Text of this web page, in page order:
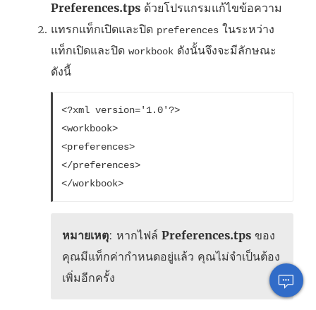
Preferences.tps ด้วยโปรแกรมแก้ไขข้อความ
แทรกแท็กเปิดและปิด preferences ในระหว่าง
แท็กเปิดและปิด workbook ดังนั้นจึงจะมีลักษณะ
ดังนี้
<?xml version='1.0'?>
<workbook>
<preferences>
</preferences>
</workbook>
หมายเหตุ: หากไฟล์ Preferences.tps ของ
คุณมีแท็กค่ากำหนดอยู่แล้ว คุณไม่จำเป็นต้อง
เพิ่มอีกครั้ง